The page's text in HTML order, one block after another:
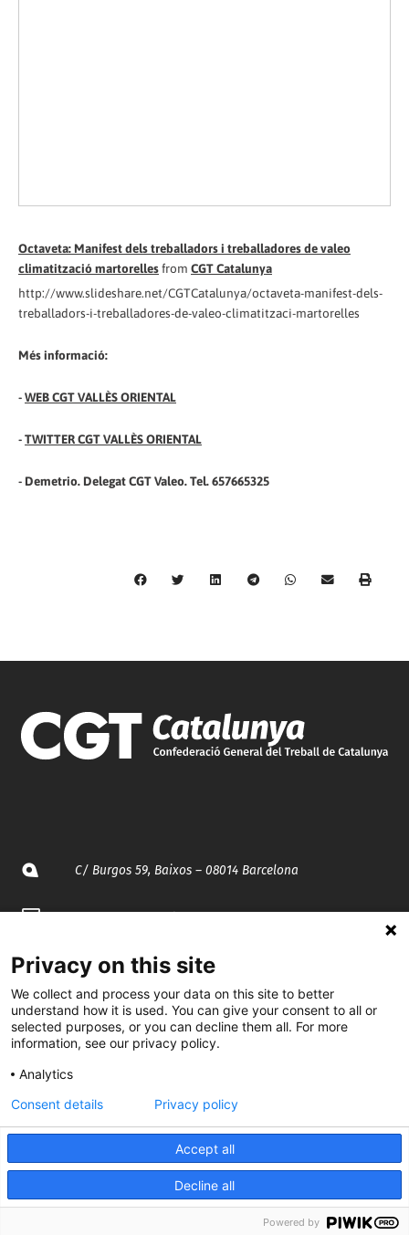
Octaveta: Manifest dels treballadors i treballadores de valeo
climatització martorellesfrom CGT Catalunya
http://www.slideshare.net/CGTCatalunya/octaveta-manifest-dels-
treballadors-i-treballadores-de-valeo-climatitzaci-martorelles
Més informació:
-WEB CGT VALLÈS ORIENTAL
-TWITTER CGT VALLÈS ORIENTAL
- Demetrio. Delegat CGT Valeo. Tel. 657665325
C/ Burgos 59, Baixos – 08014 Barcelona
935 120 481
@CGTCatalunya
cgtcatalunya
Desenvolupat per
Privacy on this site
We collect and process your data on this site to better
understand how it is used. You can give your consent to all or
selected purposes, or you can decline them all. For more
information, see our privacy policy.
Analytics
Accept all
Decline all
Consent details Privacy policy
Powered by